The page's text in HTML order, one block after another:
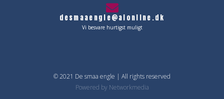
desmaaengle@alonline.dk
Vi besvare hurtigst muligt
© 2021 De smaa engle | All rights reserved
Powered by Networkmedia